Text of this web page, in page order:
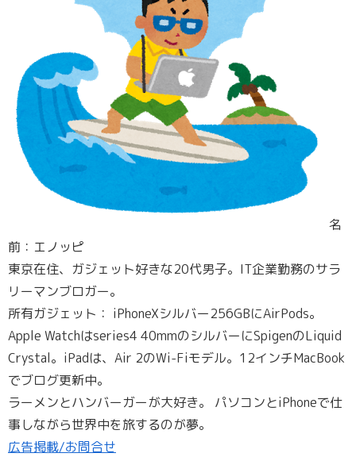
名
前：エノッピ
東京在住、ガジェット好きな20代男子。IT企業勤務のサラ
リーマンブロガー。
所有ガジェット： iPhoneXシルバー256GBにAirPods。
Apple Watchはseries4 40mmのシルバーにSpigenのLiquid
Crystal。iPadは、Air 2のWi-Fiモデル。12インチMacBook
でブログ更新中。
ラーメンとハンバーガーが大好き。 パソコンとiPhoneで仕
事しながら世界中を旅するのが夢。
広告掲載/お問合せ